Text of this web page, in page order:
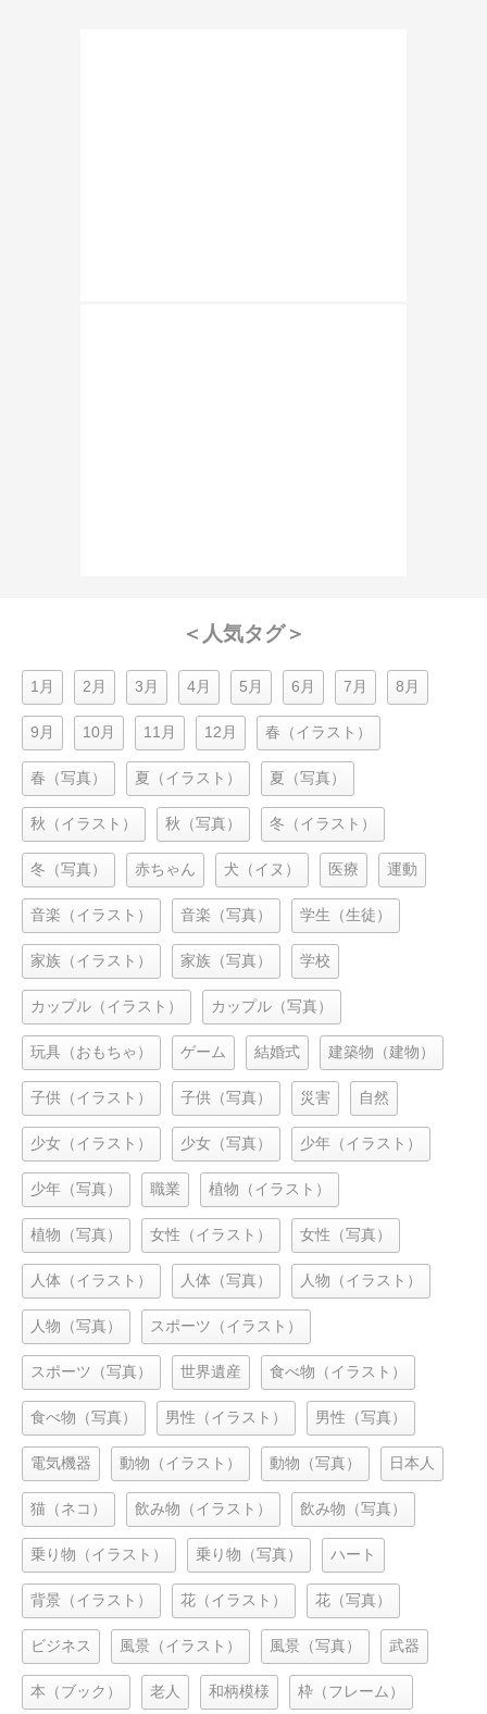
＜人気タグ＞
1月 2月 3月 4月 5月 6月 7月 8月
9月 10月 11月 12月 春（イラスト）
春（写真） 夏（イラスト） 夏（写真）
秋（イラスト） 秋（写真） 冬（イラスト）
冬（写真） 赤ちゃん 犬（イヌ） 医療 運動
音楽（イラスト） 音楽（写真） 学生（生徒）
家族（イラスト） 家族（写真） 学校
カップル（イラスト） カップル（写真）
玩具（おもちゃ） ゲーム 結婚式 建築物（建物）
子供（イラスト） 子供（写真） 災害 自然
少女（イラスト） 少女（写真） 少年（イラスト）
少年（写真） 職業 植物（イラスト）
植物（写真） 女性（イラスト） 女性（写真）
人体（イラスト） 人体（写真） 人物（イラスト）
人物（写真） スポーツ（イラスト）
スポーツ（写真） 世界遺産 食べ物（イラスト）
食べ物（写真） 男性（イラスト） 男性（写真）
電気機器 動物（イラスト） 動物（写真） 日本人
猫（ネコ） 飲み物（イラスト） 飲み物（写真）
乗り物（イラスト） 乗り物（写真） ハート
背景（イラスト） 花（イラスト） 花（写真）
ビジネス 風景（イラスト） 風景（写真） 武器
本（ブック） 老人 和柄模様 枠（フレーム）